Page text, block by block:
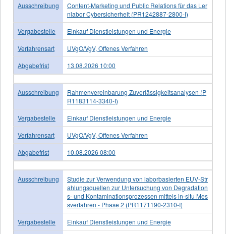
Ausschreibung
Content-Marketing und Public Relations für das Ler
nlabor Cybersicherheit (PR1242887-2800-I)
Vergabestelle
Einkauf Dienstleistungen und Energie
Verfahrensart
UVgO/VgV, Offenes Verfahren
Abgabefrist
13.08.2026 10:00
Ausschreibung
Rahmenvereinbarung Zuverlässigkeitsanalysen (P
R1183114-3340-I)
Vergabestelle
Einkauf Dienstleistungen und Energie
Verfahrensart
UVgO/VgV, Offenes Verfahren
Abgabefrist
10.08.2026 08:00
Ausschreibung
Studie zur Verwendung von laborbasierten EUV-Str
ahlungsquellen zur Untersuchung von Degradation
s- und Kontaminationsprozessen mittels in-situ Mes
sverfahren - Phase 2 (PR1171190-2310-I)
Vergabestelle
Einkauf Dienstleistungen und Energie